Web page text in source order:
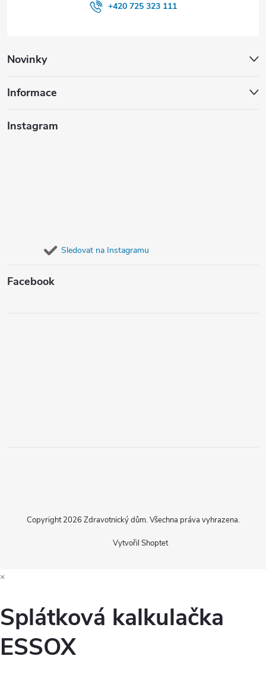
Novinky
Informace
Instagram
Sledovat na Instagramu
Facebook
+420 725 323 111
Vytvořil Shoptet
Copyright 2026 Zdravotnický dům. Všechna práva vyhrazena.
×
Splátková kalkulačka
ESSOX